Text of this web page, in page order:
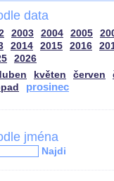
data
2003 2004 2005
2014 2015 2016
2026
květen červen
prosinec
jména
Najdi